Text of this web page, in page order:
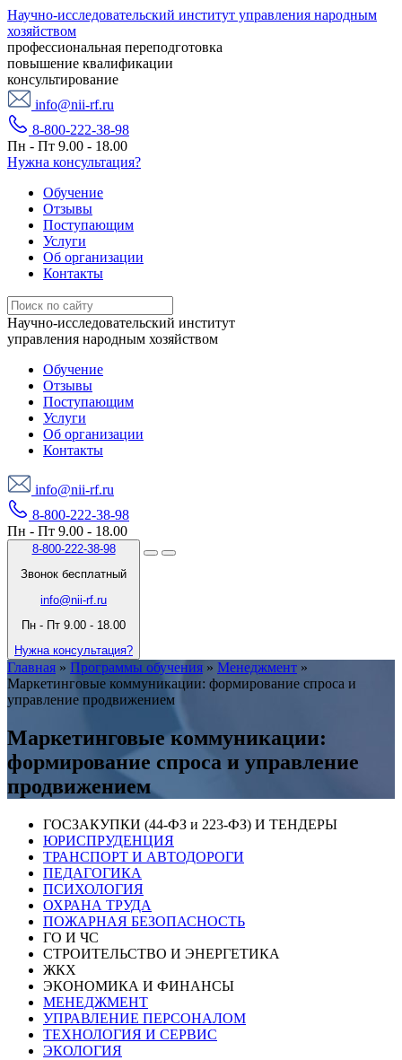
Научно-исследовательский институт управления народным
хозяйством
профессиональная переподготовка
повышение квалификации
консультирование
info@nii-rf.ru
8-800-222-38-98
Пн - Пт 9.00 - 18.00
Нужна консультация?
Обучение
Отзывы
Поступающим
Услуги
Об организации
Контакты
Научно-исследовательский институт
управления народным хозяйством
Обучение
Отзывы
Поступающим
Услуги
Об организации
Контакты
info@nii-rf.ru
8-800-222-38-98
Пн - Пт 9.00 - 18.00
8-800-222-38-98
Звонок бесплатный
info@nii-rf.ru
Пн - Пт 9.00 - 18.00
Нужна консультация?
Главная » Программы обучения » Менеджмент »
Маркетинговые коммуникации: формирование спроса и
управление продвижением
Маркетинговые коммуникации:
формирование спроса и управление
продвижением
ГОСЗАКУПКИ (44-ФЗ и 223-ФЗ) И ТЕНДЕРЫ
ЮРИСПРУДЕНЦИЯ
ТРАНСПОРТ И АВТОДОРОГИ
ПЕДАГОГИКА
ПСИХОЛОГИЯ
ОХРАНА ТРУДА
ПОЖАРНАЯ БЕЗОПАСНОСТЬ
ГО И ЧС
СТРОИТЕЛЬСТВО И ЭНЕРГЕТИКА
ЖКХ
ЭКОНОМИКА И ФИНАНСЫ
МЕНЕДЖМЕНТ
УПРАВЛЕНИЕ ПЕРСОНАЛОМ
ТЕХНОЛОГИЯ И СЕРВИС
ЭКОЛОГИЯ